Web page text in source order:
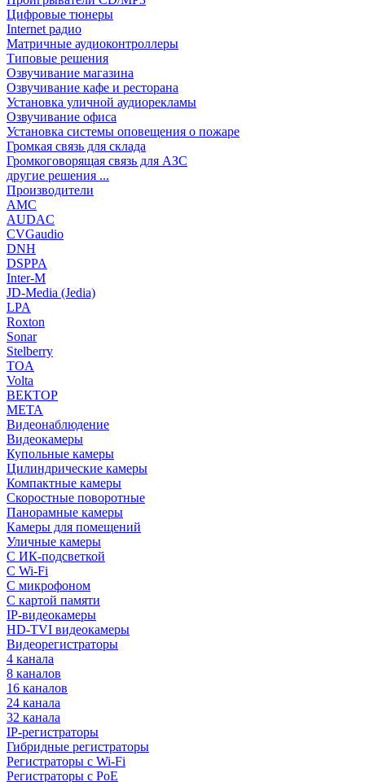
Цифровые тюнеры
Internet радио
Матричные аудиоконтроллеры
Типовые решения
Озвучивание магазина
Озвучивание кафе и ресторана
Установка уличной аудиорекламы
Озвучивание офиса
Установка системы оповещения о пожаре
Громкая связь для склада
Громкоговорящая связь для АЗС
другие решения ...
Производители
AMC
AUDAC
CVGaudio
DNH
DSPPA
Inter-M
JD-Media (Jedia)
LPA
Roxton
Sonar
Stelberry
TOA
Volta
ВЕКТОР
МЕТА
Видеонаблюдение
Видеокамеры
Купольные камеры
Цилиндрические камеры
Компактные камеры
Скоростные поворотные
Панорамные камеры
Камеры для помещений
Уличные камеры
С ИК-подсветкой
С Wi-Fi
С микрофоном
С картой памяти
IP-видеокамеры
HD-TVI видеокамеры
Видеорегистраторы
4 канала
8 каналов
16 каналов
24 канала
32 канала
IP-регистраторы
Гибридные регистраторы
Регистраторы с Wi-Fi
Регистраторы с PoE